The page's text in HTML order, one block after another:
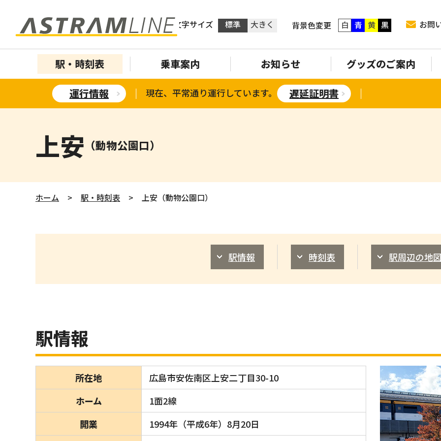
文字サイズ 標準 大きく 背景色変更 白 青 黄 黒 お問
駅・時刻表 乗車案内 お知らせ グッズのご案内
運行情報 現在、平常通り運行しています。 遅延証明書
上安 （動物公園口）
ホーム > 駅・時刻表 > 上安（動物公園口）
駅情報 時刻表 駅周辺の地
駅情報
所在地
広島市安佐南区上安二丁目30-10
ホーム
1面2線
開業
1994年（平成6年）8月20日